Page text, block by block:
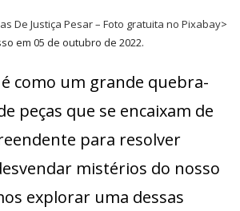
De Justiça Pesar – Foto gratuita no Pixabay>
em 05 de outubro de 2022.
como um grande quebra-
peças que se encaixam de
para resolver
mistérios do nosso
explorar uma dessas